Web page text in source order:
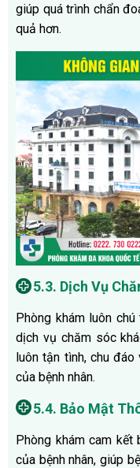
giúp quá trình chẩn
quả hơn.
5.3. Dịch Vụ
Phòng khám luôn
dịch vụ chăm sóc
luôn tận tình, chu
của bệnh nhân.
5.4. Bảo Mật
Phòng khám cam
của bệnh nhân, giúp